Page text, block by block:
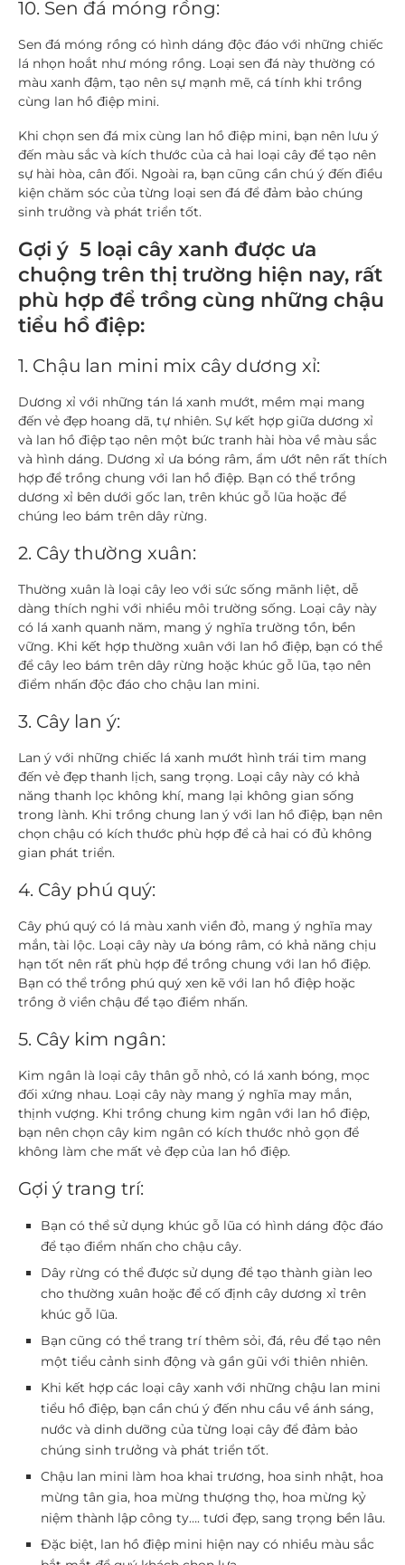
10. Sen đá móng rồng:
Sen đá móng rồng có hình dáng độc đáo với những chiếc
lá nhọn hoắt như móng rồng. Loại sen đá này thường có
màu xanh đậm, tạo nên sự mạnh mẽ, cá tính khi trồng
cùng lan hồ điệp mini.
Khi chọn sen đá mix cùng lan hồ điệp mini, bạn nên lưu ý
đến màu sắc và kích thước của cả hai loại cây để tạo nên
sự hài hòa, cân đối. Ngoài ra, bạn cũng cần chú ý đến điều
kiện chăm sóc của từng loại sen đá để đảm bảo chúng
sinh trưởng và phát triển tốt.
Gợi ý 5 loại cây xanh được ưa
chuộng trên thị trường hiện nay, rất
phù hợp để trồng cùng những chậu
tiểu hồ điệp:
1. Chậu lan mini mix cây dương xỉ:
Dương xỉ với những tán lá xanh mướt, mềm mại mang
đến vẻ đẹp hoang dã, tự nhiên. Sự kết hợp giữa dương xỉ
và lan hồ điệp tạo nên một bức tranh hài hòa về màu sắc
và hình dáng. Dương xỉ ưa bóng râm, ẩm ướt nên rất thích
hợp để trồng chung với lan hồ điệp. Bạn có thể trồng
dương xỉ bên dưới gốc lan, trên khúc gỗ lũa hoặc để
chúng leo bám trên dây rừng.
2. Cây thường xuân:
Thường xuân là loại cây leo với sức sống mãnh liệt, dễ
dàng thích nghi với nhiều môi trường sống. Loại cây này
có lá xanh quanh năm, mang ý nghĩa trường tồn, bền
vững. Khi kết hợp thường xuân với lan hồ điệp, bạn có thể
để cây leo bám trên dây rừng hoặc khúc gỗ lũa, tạo nên
điểm nhấn độc đáo cho chậu lan mini.
3. Cây lan ý:
Lan ý với những chiếc lá xanh mướt hình trái tim mang
đến vẻ đẹp thanh lịch, sang trọng. Loại cây này có khả
năng thanh lọc không khí, mang lại không gian sống
trong lành. Khi trồng chung lan ý với lan hồ điệp, bạn nên
chọn chậu có kích thước phù hợp để cả hai có đủ không
gian phát triển.
4. Cây phú quý:
Cây phú quý có lá màu xanh viền đỏ, mang ý nghĩa may
mắn, tài lộc. Loại cây này ưa bóng râm, có khả năng chịu
hạn tốt nên rất phù hợp để trồng chung với lan hồ điệp.
Bạn có thể trồng phú quý xen kẽ với lan hồ điệp hoặc
trồng ở viền chậu để tạo điểm nhấn.
5. Cây kim ngân:
Kim ngân là loại cây thân gỗ nhỏ, có lá xanh bóng, mọc
đối xứng nhau. Loại cây này mang ý nghĩa may mắn,
thịnh vượng. Khi trồng chung kim ngân với lan hồ điệp,
bạn nên chọn cây kim ngân có kích thước nhỏ gọn để
không làm che mất vẻ đẹp của lan hồ điệp.
Gợi ý trang trí:
Bạn có thể sử dụng khúc gỗ lũa có hình dáng độc đáo
để tạo điểm nhấn cho chậu cây.
Dây rừng có thể được sử dụng để tạo thành giàn leo
cho thường xuân hoặc để cố định cây dương xỉ trên
khúc gỗ lũa.
Bạn cũng có thể trang trí thêm sỏi, đá, rêu để tạo nên
một tiểu cảnh sinh động và gần gũi với thiên nhiên.
Khi kết hợp các loại cây xanh với những chậu lan mini
tiểu hồ điệp, bạn cần chú ý đến nhu cầu về ánh sáng,
nước và dinh dưỡng của từng loại cây để đảm bảo
chúng sinh trưởng và phát triển tốt.
Chậu lan mini làm hoa khai trương, hoa sinh nhật, hoa
mừng tân gia, hoa mừng thượng thọ, hoa mừng kỷ
niệm thành lập công ty…. tươi đẹp, sang trọng bền lâu.
Đặc biệt, lan hồ điệp mini hiện nay có nhiều màu sắc